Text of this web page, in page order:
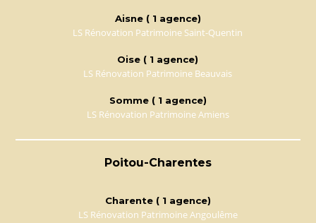
Aisne ( 1 agence)
LS Rénovation Patrimoine Saint-Quentin
Oise ( 1 agence)
LS Rénovation Patrimoine Beauvais
Somme ( 1 agence)
LS Rénovation Patrimoine Amiens
Poitou-Charentes
Charente ( 1 agence)
LS Rénovation Patrimoine Angoulême